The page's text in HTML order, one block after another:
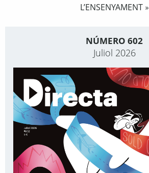
L’ENSENYAMENT»
NÚMERO 602
Juliol 2026